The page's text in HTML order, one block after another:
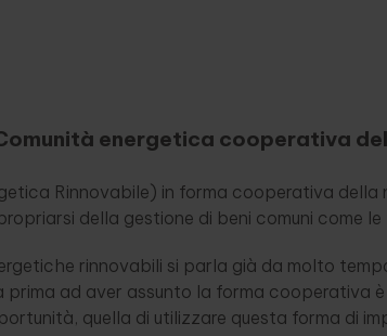
energetica cooperativa
Rinnovabile) in forma cooperativa della
della gestione di beni comuni come
rinnovabili si parla già da molto
ad aver assunto la forma cooperativa è
quella di utilizzare questa forma di